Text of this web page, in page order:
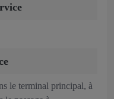
le terminal principal, à